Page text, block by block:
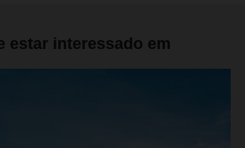
estar interessado em